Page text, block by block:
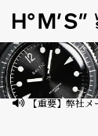
よ
う
こ
【重要】弊社メ